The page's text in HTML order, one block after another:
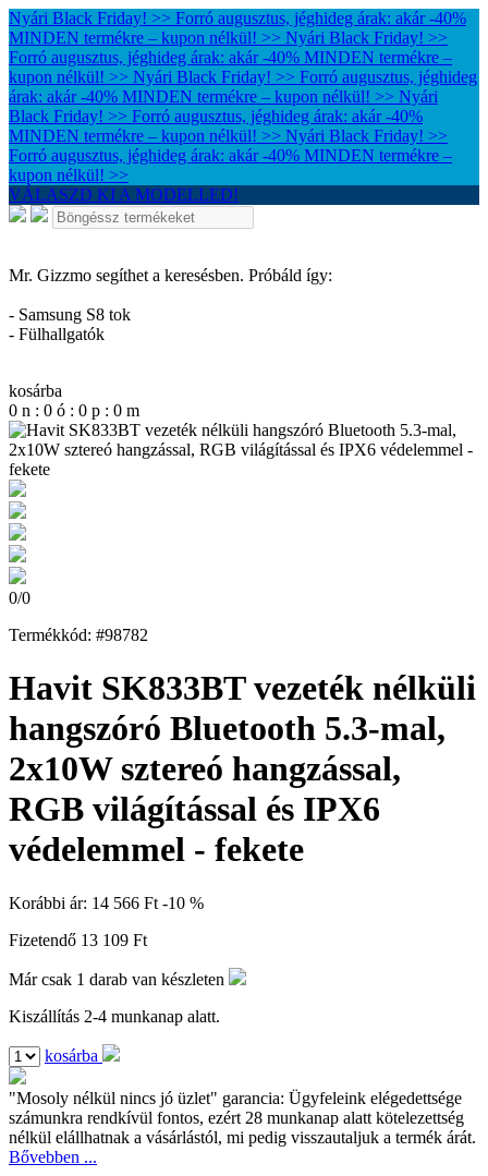
Nyári Black Friday! >> Forró augusztus, jéghideg árak: akár -40%
MINDEN termékre – kupon nélkül! >> Nyári Black Friday! >>
Forró augusztus, jéghideg árak: akár -40% MINDEN termékre –
kupon nélkül! >> Nyári Black Friday! >> Forró augusztus, jéghideg
árak: akár -40% MINDEN termékre – kupon nélkül! >> Nyári
Black Friday! >> Forró augusztus, jéghideg árak: akár -40%
MINDEN termékre – kupon nélkül! >> Nyári Black Friday! >>
Forró augusztus, jéghideg árak: akár -40% MINDEN termékre –
kupon nélkül! >>
VÁLASZD KI A MODELLED!
Mr. Gizzmo segíthet a keresésben. Próbáld így:
- Samsung S8 tok
- Fülhallgatók
kosárba
0 n : 0 ó : 0 p : 0 m
0/0
Termékkód: #98782
Havit SK833BT vezeték nélküli
hangszóró Bluetooth 5.3-mal,
2x10W sztereó hangzással,
RGB világítással és IPX6
védelemmel - fekete
Korábbi ár: 14 566 Ft -10 %
Fizetendő 13 109 Ft
Már csak 1 darab van készleten
Kiszállítás 2-4 munkanap alatt.
kosárba
"Mosoly nélkül nincs jó üzlet" garancia: Ügyfeleink elégedettsége
számunkra rendkívül fontos, ezért 28 munkanap alatt kötelezettség
nélkül elállhatnak a vásárlástól, mi pedig visszautaljuk a termék árát.
Bővebben ...